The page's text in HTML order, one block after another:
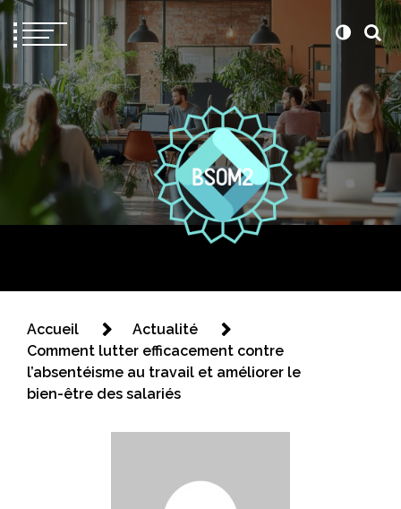
Accueil
Actualité
Comment lutter efficacement contre
l’absentéisme au travail et améliorer le
bien-être des salariés